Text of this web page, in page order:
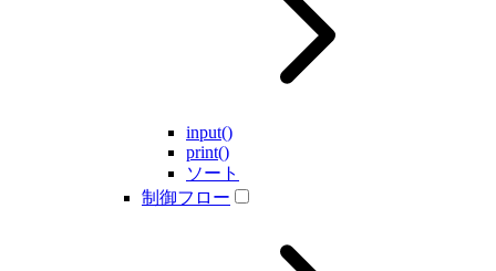
input()
print()
ソート
制御フロー